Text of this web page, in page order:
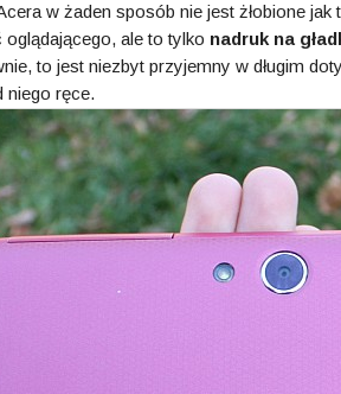
w żaden sposób nie jest żłobione
ale to tylko nadruk na
to jest niezbyt przyjemny w długim
niego ręce.